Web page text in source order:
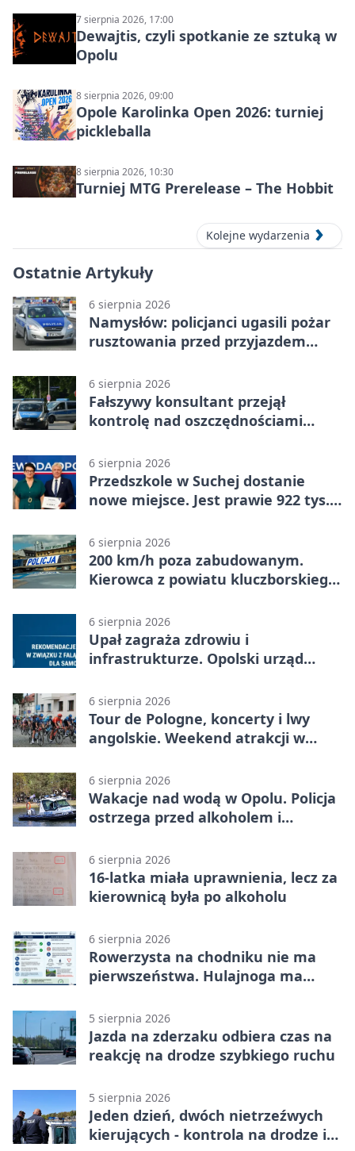
7 sierpnia 2026, 17:00
Dewajtis, czyli spotkanie ze sztuką w
Opolu
8 sierpnia 2026, 09:00
Opole Karolinka Open 2026: turniej
pickleballa
8 sierpnia 2026, 10:30
Turniej MTG Prerelease – The Hobbit
Kolejne wydarzenia
Ostatnie Artykuły
6 sierpnia 2026
Namysłów: policjanci ugasili pożar
rusztowania przed przyjazdem
6 sierpnia 2026
Fałszywy konsultant przejął
kontrolę nad oszczędnościami
6 sierpnia 2026
Przedszkole w Suchej dostanie
nowe miejsce. Jest prawie 922 tys.
6 sierpnia 2026
200 km/h poza zabudowanym.
Kierowca z powiatu kluczborskiego
6 sierpnia 2026
Upał zagraża zdrowiu i
infrastrukturze. Opolski urząd
6 sierpnia 2026
Tour de Pologne, koncerty i lwy
angolskie. Weekend atrakcji w
6 sierpnia 2026
Wakacje nad wodą w Opolu. Policja
ostrzega przed alkoholem i
6 sierpnia 2026
16-latka miała uprawnienia, lecz za
kierownicą była po alkoholu
6 sierpnia 2026
Rowerzysta na chodniku nie ma
pierwszeństwa. Hulajnoga ma
5 sierpnia 2026
Jazda na zderzaku odbiera czas na
reakcję na drodze szybkiego ruchu
5 sierpnia 2026
Jeden dzień, dwóch nietrzeźwych
kierujących - kontrola na drodze i